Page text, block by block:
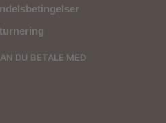
DU BETALE MED